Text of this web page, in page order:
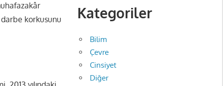
darbe korkusunu
Kategoriler
Bilim
Çevre
Cinsiyet
Diğer